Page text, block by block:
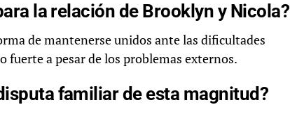
la relación de Brooklyn y Nicola?
de mantenerse unidos ante las dificultades
fuerte a pesar de los problemas externos.
familiar de esta magnitud?